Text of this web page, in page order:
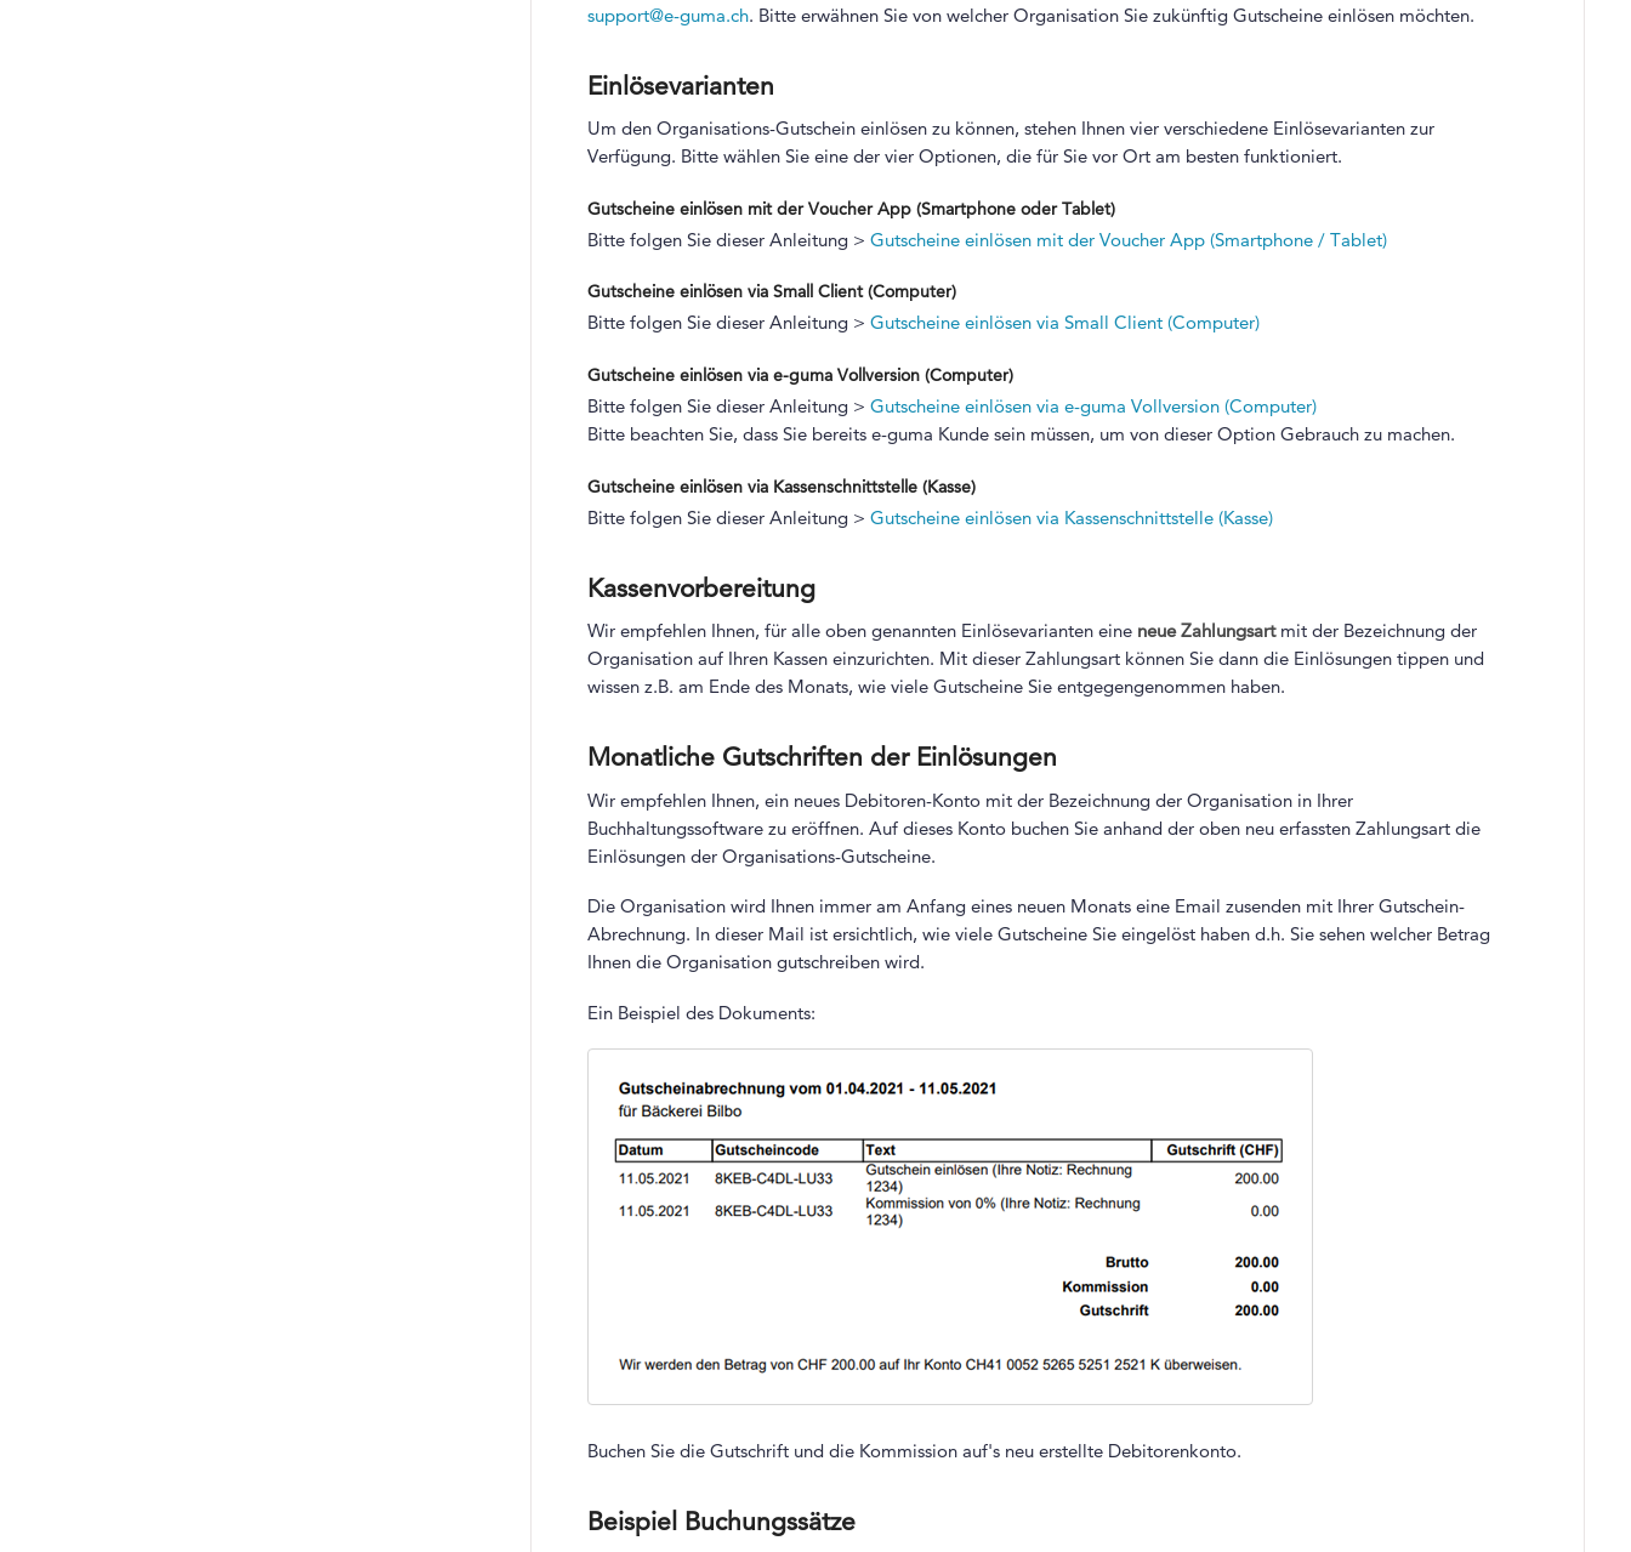
support@e-guma.ch. Bitte erwähnen Sie von welcher Organisation Sie zukünftig Gutscheine einlösen möchten.
Einlösevarianten
Um den Organisations-Gutschein einlösen zu können, stehen Ihnen vier verschiedene Einlösevarianten zur
Verfügung. Bitte wählen Sie eine der vier Optionen, die für Sie vor Ort am besten funktioniert.
Gutscheine einlösen mit der Voucher App (Smartphone oder Tablet)
Bitte folgen Sie dieser Anleitung > Gutscheine einlösen mit der Voucher App (Smartphone / Tablet)
Gutscheine einlösen via Small Client (Computer)
Bitte folgen Sie dieser Anleitung > Gutscheine einlösen via Small Client (Computer)
Gutscheine einlösen via e-guma Vollversion (Computer)
Bitte folgen Sie dieser Anleitung > Gutscheine einlösen via e-guma Vollversion (Computer)
Bitte beachten Sie, dass Sie bereits e-guma Kunde sein müssen, um von dieser Option Gebrauch zu machen.
Gutscheine einlösen via Kassenschnittstelle (Kasse)
Bitte folgen Sie dieser Anleitung > Gutscheine einlösen via Kassenschnittstelle (Kasse)
Kassenvorbereitung
Wir empfehlen Ihnen, für alle oben genannten Einlösevarianten eine neue Zahlungsartmit der Bezeichnung der
Organisation auf Ihren Kassen einzurichten. Mit dieser Zahlungsart können Sie dann die Einlösungen tippen und
wissen z.B. am Ende des Monats, wie viele Gutscheine Sie entgegengenommen haben.
Monatliche Gutschriften der Einlösungen
Wir empfehlen Ihnen, ein neues Debitoren-Konto mit der Bezeichnung der Organisation in Ihrer
Buchhaltungssoftware zu eröffnen. Auf dieses Konto buchen Sie anhand der oben neu erfassten Zahlungsart die
Einlösungen der Organisations-Gutscheine.
Die Organisation wird Ihnen immer am Anfang eines neuen Monats eine Email zusenden mit Ihrer Gutschein-
Abrechnung. In dieser Mail ist ersichtlich, wie viele Gutscheine Sie eingelöst haben d.h. Sie sehen welcher Betrag
Ihnen die Organisation gutschreiben wird.
Ein Beispiel des Dokuments:
Buchen Sie die Gutschrift und die Kommission auf's neu erstellte Debitorenkonto.
Beispiel Buchungssätze